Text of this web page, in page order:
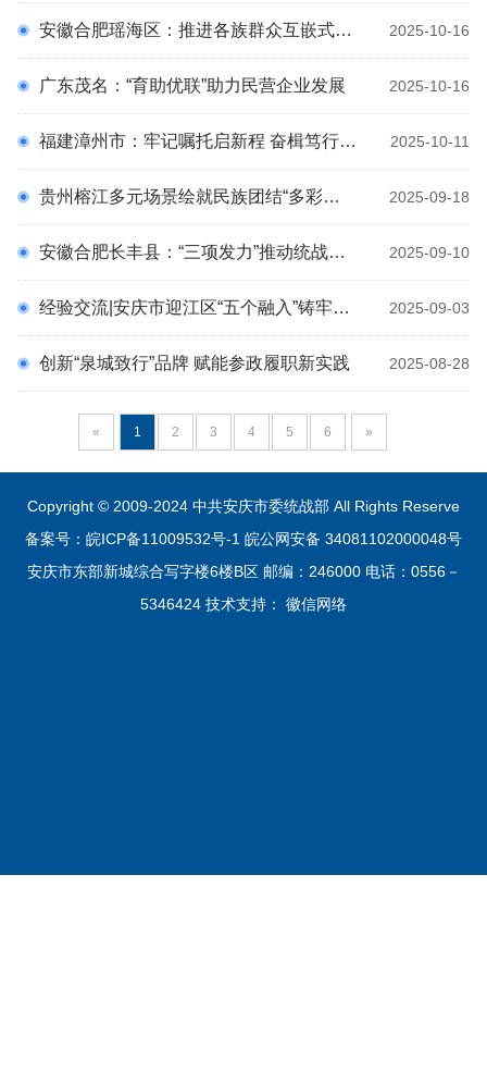
2025-10-16
安徽合肥瑶海区：推进各族群众互嵌式发展的瑶海实践
2025-10-16
广东茂名：“育助优联”助力民营企业发展
2025-10-11
福建漳州市：牢记嘱托启新程 奋楫笃行谱新篇
2025-09-18
贵州榕江多元场景绘就民族团结“多彩版图”
2025-09-10
安徽合肥长丰县：“三项发力”推动统战工作责任制落实落细
2025-09-03
经验交流|安庆市迎江区“五个融入”铸牢中华民族共同体意识
2025-08-28
创新“泉城致行”品牌 赋能参政履职新实践
« 1 2 3 4 5 6 »
Copyright © 2009-2024 中共安庆市委统战部 All Rights Reserve
备案号：皖ICP备11009532号-1 皖公网安备 34081102000048号
安庆市东部新城综合写字楼6楼B区 邮编：246000 电话：0556－
5346424 技术支持： 徽信网络